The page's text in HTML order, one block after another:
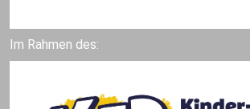
Im Rahmen des: